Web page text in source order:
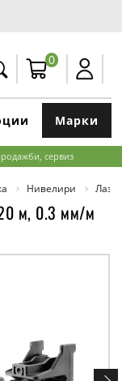
0
Марки
сервиз
Нивелири
м, 0.3 мм/м